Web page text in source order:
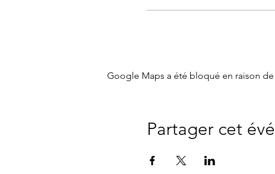
Google Maps a été bloqué en raison
Partager cet